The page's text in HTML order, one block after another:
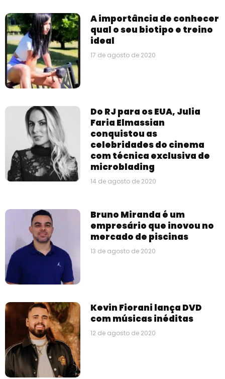
A importância de conhecer
qual o seu biotipo e treino
ideal
17 de agosto de 2020
Do RJ para os EUA, Julia
Faria Elmassian
conquistou as
celebridades do cinema
com técnica exclusiva de
microblading
14 de agosto de 2020
Bruno Miranda é um
empresário que inovou no
mercado de piscinas
13 de agosto de 2020
Kevin Fiorani lança DVD
com músicas inéditas
12 de agosto de 2020